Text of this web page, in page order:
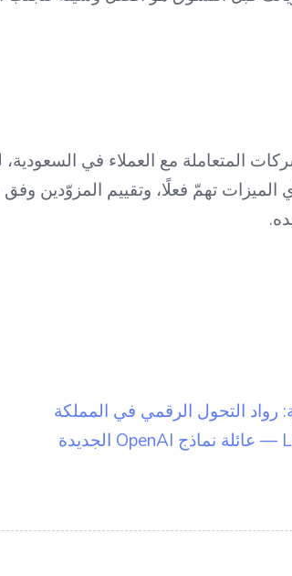
المتعاملة مع العملاء في
الميزات تهمّ فعلًا، وتقييم المزوّدين
التحول الرقمي في المملكة